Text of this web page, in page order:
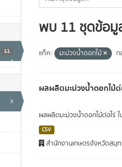
11
x
x
พบ 11 ชุดข้อมู
แท็ค: มะม่วงน้ำดอกไม้ ก
ผลผลิตมะม่วงน้ำดอกไม้ต่
ผลผลิตมะม่วงน้ำดอกไม้ต่อไร่
CSV
สำนักงานเกษตรจังหวัดสมุท